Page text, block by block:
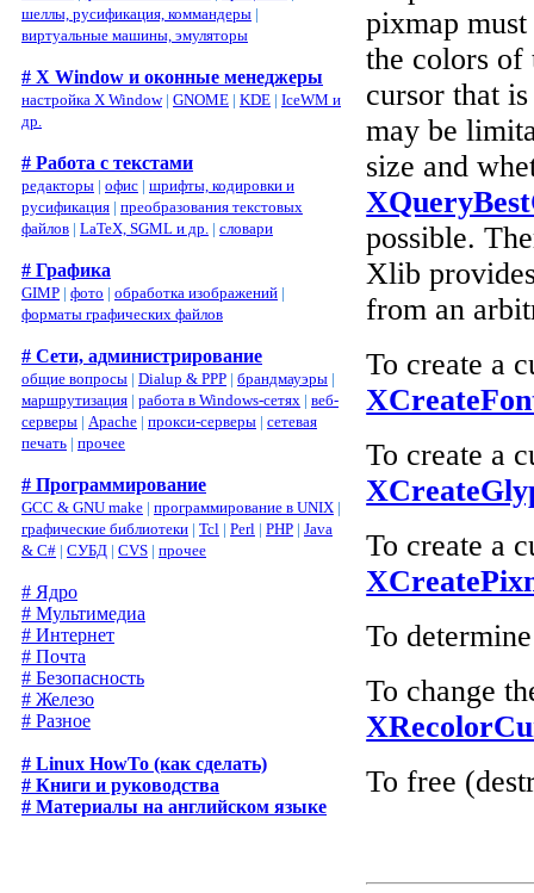
шеллы, русификация, коммандеры |
виртуальные машины, эмуляторы
# X Window и оконные менеджеры
настройка X Window| GNOME | KDE | IceWM и
др.
# Работа с текстами
редакторы | офис | шрифты, кодировки и
русификация | преобразования текстовых
файлов | LaTeX, SGML и др. | словари
# Графика
GIMP | фото | обработка изображений |
форматы графических файлов
# Сети, администрирование
общие вопросы | Dialup & PPP | брандмауэры |
маршрутизация | работа в Windows-сетях | веб-
серверы | Apache | прокси-серверы | сетевая
печать | прочее
# Программирование
GCC & GNU make | программирование в UNIX |
графические библиотеки | Tcl | Perl | PHP | Java
& C# | СУБД | CVS | прочее
# Ядро
# Мультимедиа
# Интернет
# Почта
# Безопасность
# Железо
# Разное
# Linux HowTo (как сделать)
# Книги и руководства
# Материалы на английском языке
pixmap
the colors of
cursor that
may be
size and
possible.
Xlib
from an
To create a
To create a
To create a
To
To change
To free